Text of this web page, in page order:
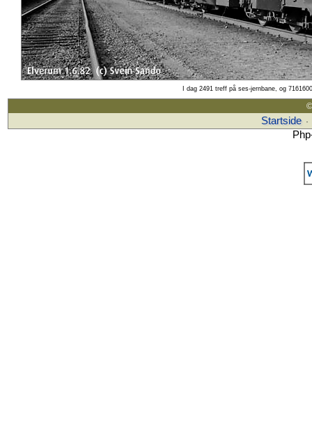
I dag 2491 treff på ses-jernbane, og
Startside ·